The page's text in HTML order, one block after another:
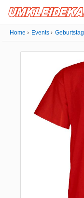
Home Events Geburtstag